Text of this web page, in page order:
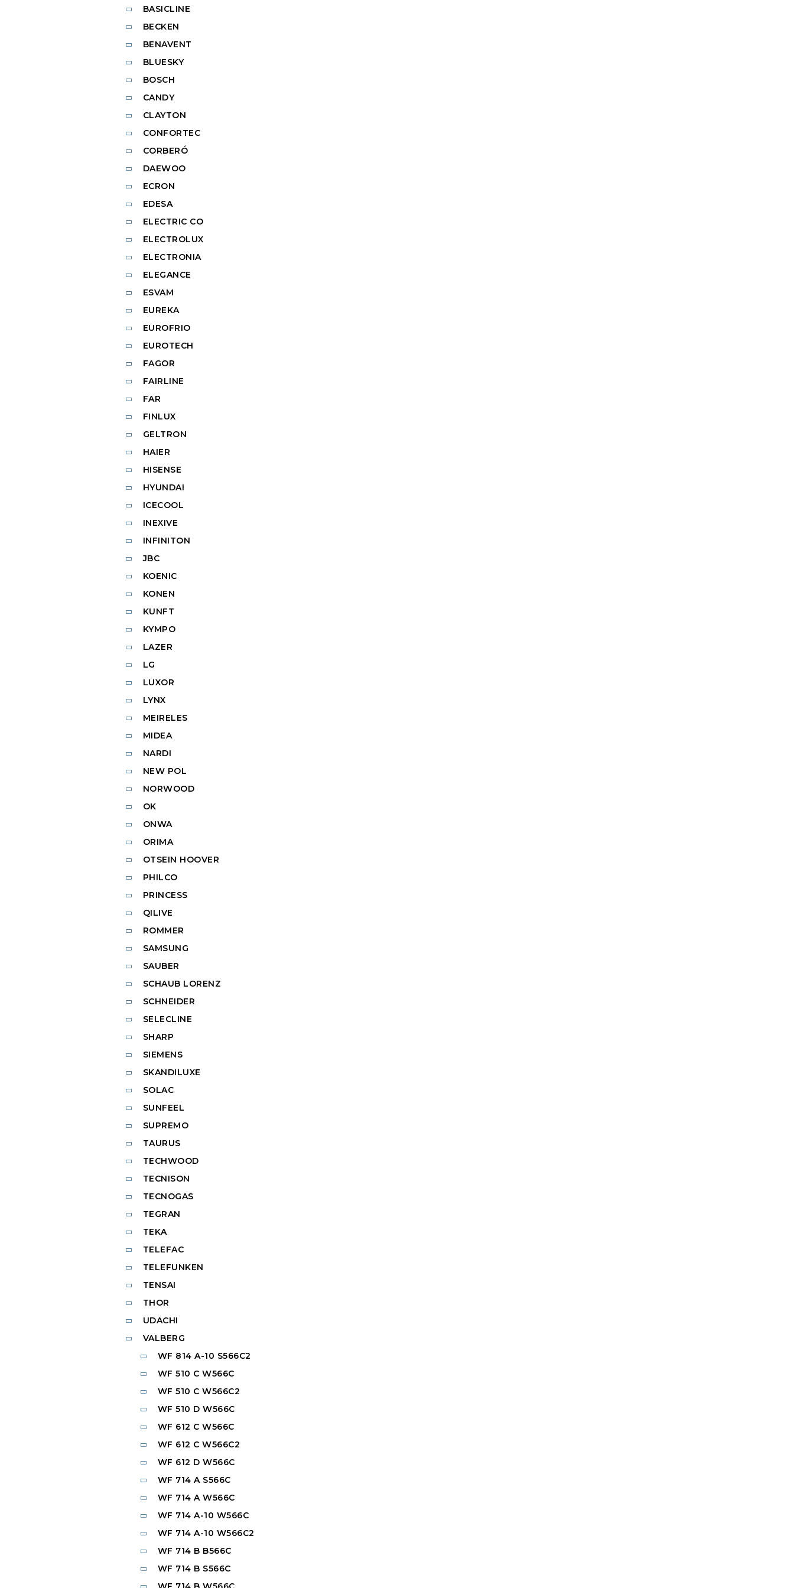
BASICLINE
BECKEN
BENAVENT
BLUESKY
BOSCH
CANDY
CLAYTON
CONFORTEC
CORBERÓ
DAEWOO
ECRON
EDESA
ELECTRIC CO
ELECTROLUX
ELECTRONIA
ELEGANCE
ESVAM
EUREKA
EUROFRIO
EUROTECH
FAGOR
FAIRLINE
FAR
FINLUX
GELTRON
HAIER
HISENSE
HYUNDAI
ICECOOL
INEXIVE
INFINITON
JBC
KOENIC
KONEN
KUNFT
KYMPO
LAZER
LG
LUXOR
LYNX
MEIRELES
MIDEA
NARDI
NEW POL
NORWOOD
OK
ONWA
ORIMA
OTSEIN HOOVER
PHILCO
PRINCESS
QILIVE
ROMMER
SAMSUNG
SAUBER
SCHAUB LORENZ
SCHNEIDER
SELECLINE
SHARP
SIEMENS
SKANDILUXE
SOLAC
SUNFEEL
SUPREMO
TAURUS
TECHWOOD
TECNISON
TECNOGAS
TEGRAN
TEKA
TELEFAC
TELEFUNKEN
TENSAI
THOR
UDACHI
VALBERG
WF 814 A-10 S566C2
WF 510 C W566C
WF 510 C W566C2
WF 510 D W566C
WF 612 C W566C
WF 612 C W566C2
WF 612 D W566C
WF 714 A S566C
WF 714 A W566C
WF 714 A-10 W566C
WF 714 A-10 W566C2
WF 714 B B566C
WF 714 B S566C